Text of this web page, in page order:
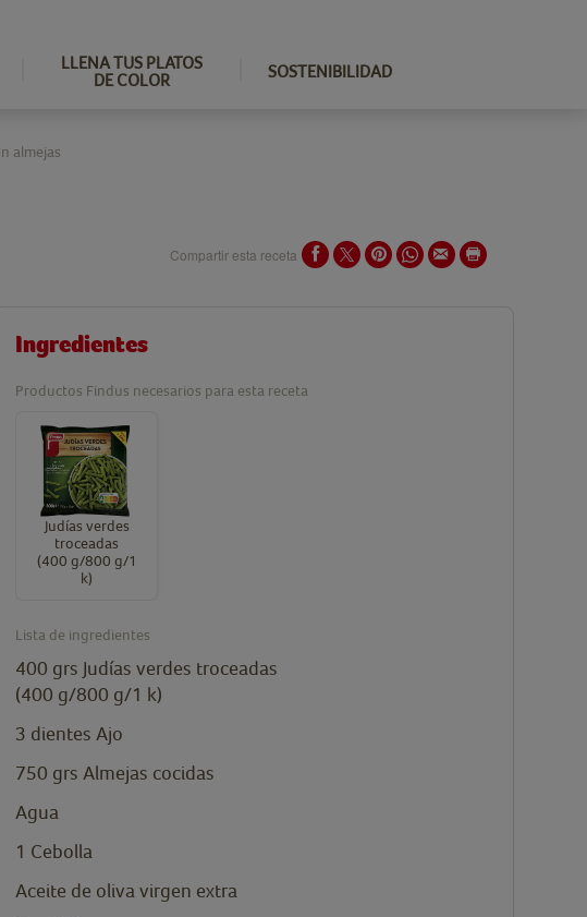
LLENA TUS PLATOS
DE COLOR
SOSTENIBILIDAD
Compartir esta receta
almejas
Ingredientes
Productos Findus necesarios para esta receta
Judías verdes
troceadas
(400 g/800 g/1
k)
Lista de ingredientes
400 grs Judías verdes troceadas
(400 g/800 g/1 k)
3 dientes Ajo
750 grs Almejas cocidas
Agua
1 Cebolla
Aceite de oliva virgen extra